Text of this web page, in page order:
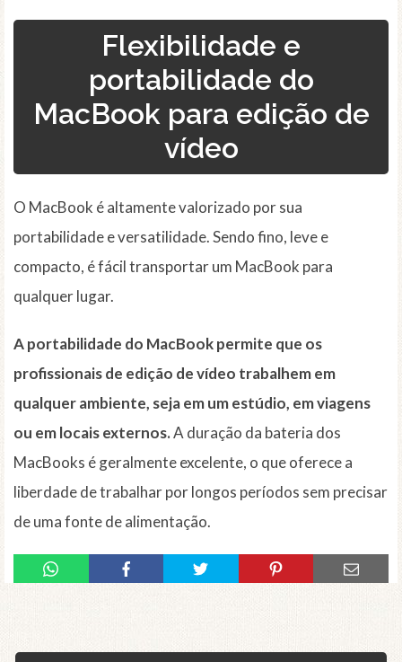
Flexibilidade e
portabilidade do
MacBook para edição de
vídeo
O MacBook é altamente valorizado por sua
portabilidade e versatilidade. Sendo fino, leve e
compacto, é fácil transportar um MacBook para
qualquer lugar.
A portabilidade do MacBook permite que os
profissionais de edição de vídeo trabalhem em
qualquer ambiente, seja em um estúdio, em viagens
ou em locais externos.A duração da bateria dos
MacBooks é geralmente excelente, o que oferece a
liberdade de trabalhar por longos períodos sem precisar
de uma fonte de alimentação.